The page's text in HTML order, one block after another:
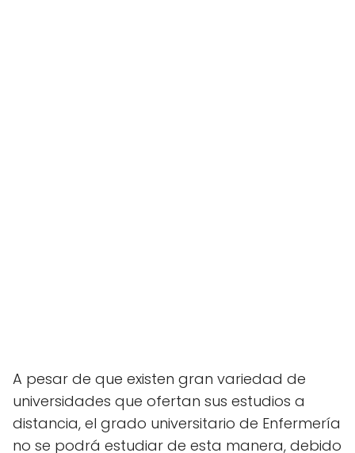
A pesar de que existen gran variedad de
universidades que ofertan sus estudios a
distancia, el grado universitario de Enfermería
no se podrá estudiar de esta manera, debido